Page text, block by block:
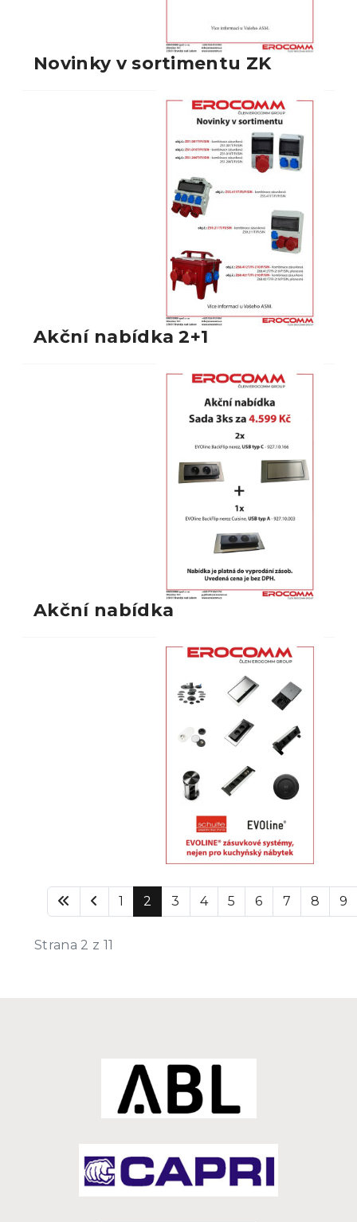
Novinky v sortimentu ZK
Akční nabídka 2+1
Akční nabídka
1 2 3 4 5 6 7 8 9
Strana 2 z 11